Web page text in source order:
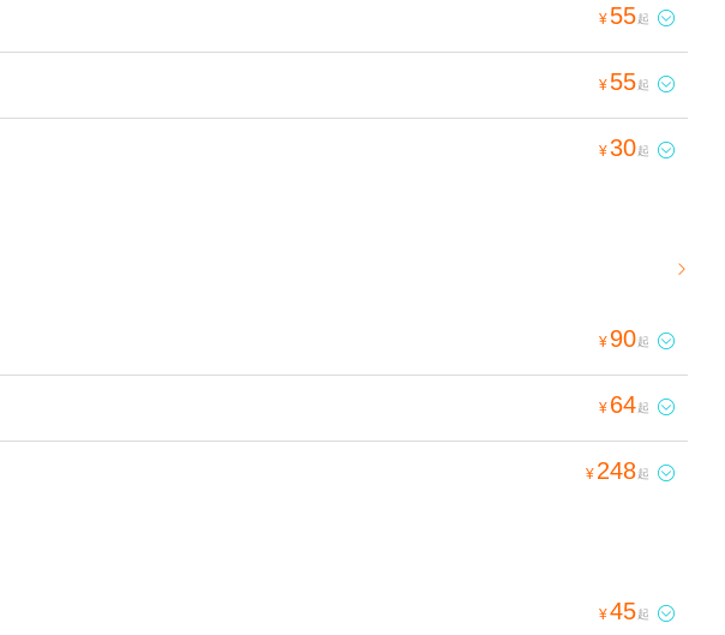
¥ 55起 
¥ 55起 
¥30起 

¥ 90起 
¥ 64起 
¥ 248起 
¥45起 